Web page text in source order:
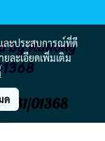
Ranong
31/01368
ละประสบการณ์ที่ดี
ยละเอียดเพิ่มเติม
ด